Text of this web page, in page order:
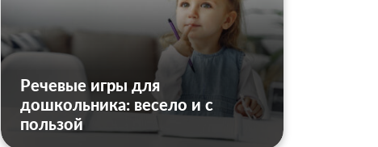
Речевые игры для
дошкольника: весело и с
пользой